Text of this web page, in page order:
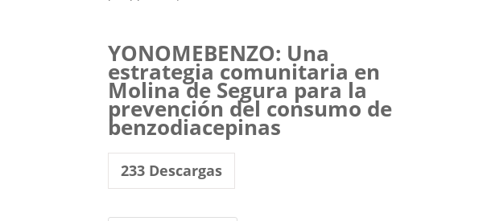
YONOMEBENZO: Una
estrategia comunitaria en
Molina de Segura para la
prevención del consumo de
benzodiacepinas
233 Descargas